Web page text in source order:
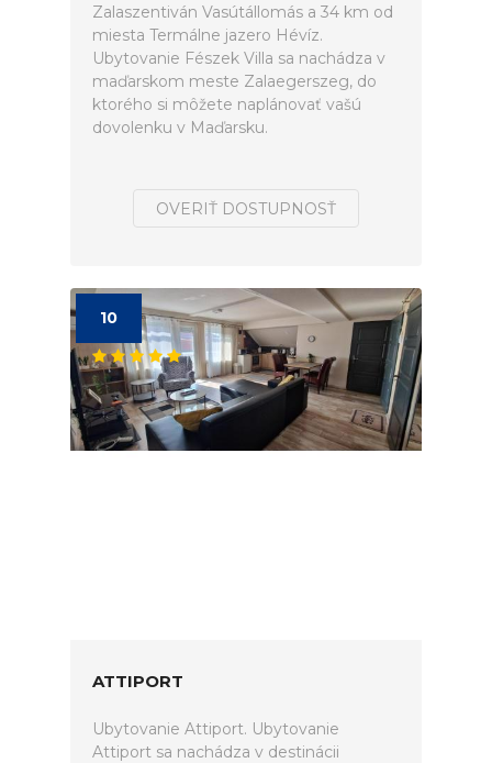
Zalaszentiván Vasútállomás a 34 km od
miesta Termálne jazero Hévíz.
Ubytovanie Fészek Villa sa nachádza v
maďarskom meste Zalaegerszeg, do
ktorého si môžete naplánovať vašú
dovolenku v Maďarsku.
OVERIŤ DOSTUPNOSŤ
10
ATTIPORT
Ubytovanie Attiport. Ubytovanie
Attiport sa nachádza v destinácii